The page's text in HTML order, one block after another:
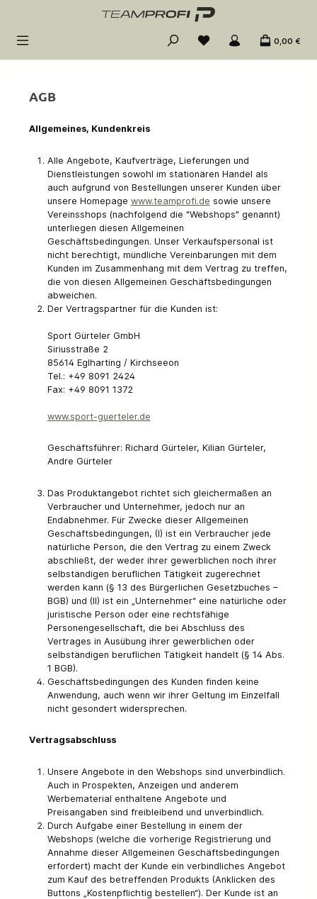
Zum Hauptinhalt springen
0,00 €
AGB
Allgemeines, Kundenkreis
Alle Angebote, Kaufverträge, Lieferungen und
Dienstleistungen sowohl im stationären Handel als
auch aufgrund von Bestellungen unserer Kunden über
unsere Homepage www.teamprofi.de sowie unsere
Vereinsshops (nachfolgend die "Webshops" genannt)
unterliegen diesen Allgemeinen
Geschäftsbedingungen. Unser Verkaufspersonal ist
nicht berechtigt, mündliche Vereinbarungen mit dem
Kunden im Zusammenhang mit dem Vertrag zu treffen,
die von diesen Allgemeinen Geschäftsbedingungen
abweichen.
Der Vertragspartner für die Kunden ist:
Sport Gürteler GmbH
Siriusstraße 2
85614 Eglharting / Kirchseeon
Tel.: +49 8091 2424
Fax: +49 8091 1372
www.sport-guerteler.de
Geschäftsführer: Richard Gürteler, Kilian Gürteler,
Andre Gürteler
Das Produktangebot richtet sich gleichermaßen an
Verbraucher und Unternehmer, jedoch nur an
Endabnehmer. Für Zwecke dieser Allgemeinen
Geschäftsbedingungen, (I) ist ein Verbraucher jede
natürliche Person, die den Vertrag zu einem Zweck
abschließt, der weder ihrer gewerblichen noch ihrer
selbständigen beruflichen Tätigkeit zugerechnet
werden kann (§ 13 des Bürgerlichen Gesetzbuches –
BGB) und (II) ist ein „Unternehmer“ eine natürliche oder
juristische Person oder eine rechtsfähige
Personengesellschaft, die bei Abschluss des
Vertrages in Ausübung ihrer gewerblichen oder
selbständigen beruflichen Tätigkeit handelt (§ 14 Abs.
1 BGB).
Geschäftsbedingungen des Kunden finden keine
Anwendung, auch wenn wir ihrer Geltung im Einzelfall
nicht gesondert widersprechen.
Vertragsabschluss
Unsere Angebote in den Webshops sind unverbindlich.
Auch in Prospekten, Anzeigen und anderem
Werbematerial enthaltene Angebote und
Preisangaben sind freibleibend und unverbindlich.
Durch Aufgabe einer Bestellung in einem der
Webshops (welche die vorherige Registrierung und
Annahme dieser Allgemeinen Geschäftsbedingungen
erfordert) macht der Kunde ein verbindliches Angebot
zum Kauf des betreffenden Produkts (Anklicken des
Buttons „Kostenpflichtig bestellen“). Der Kunde ist an